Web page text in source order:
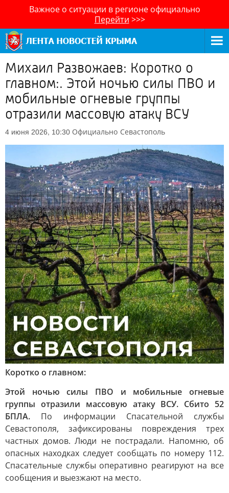
Важное о ситуации в регионе официально
Перейти >>>
Михаил Развожаев: Коротко о
главном:. Этой ночью силы ПВО и
мобильные огневые группы
отразили массовую атаку ВСУ
4 июня 2026, 10:30 Официально Севастополь
Коротко о главном:
Этой ночью силы ПВО и мобильные огневые
группы отразили массовую атаку ВСУ. Сбито 52
БПЛА. По информации Спасательной службы
Севастополя, зафиксированы повреждения трех
частных домов. Люди не пострадали. Напомню, об
опасных находках следует сообщать по номеру 112.
Спасательные службы оперативно реагируют на все
сообщения и выезжают на место.